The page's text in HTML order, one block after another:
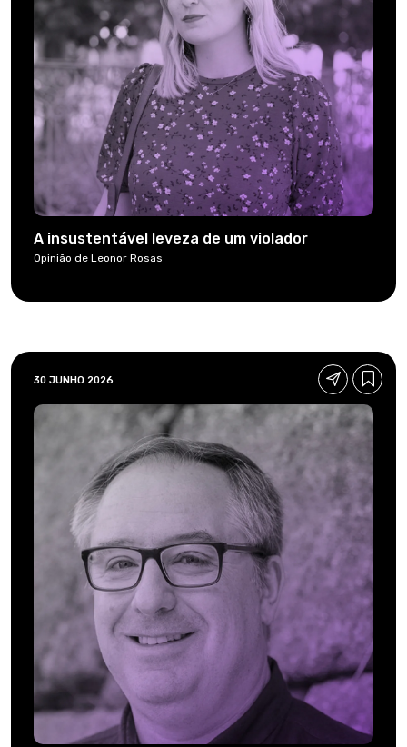
A insustentável leveza de um violador
Opinião de Leonor Rosas
30 JUNHO 2026